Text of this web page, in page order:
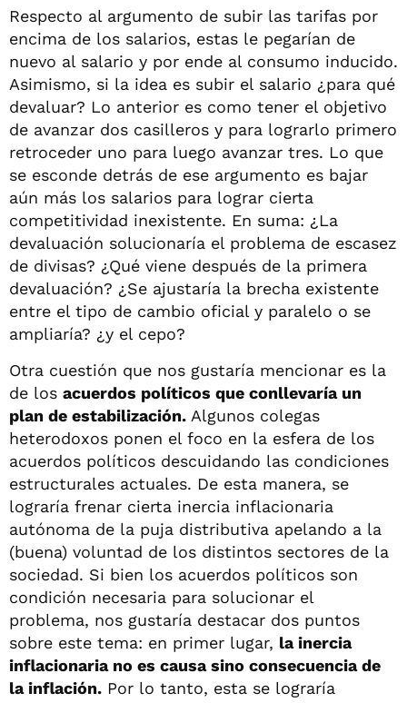
Respecto al argumento de subir las tarifas por
encima de los salarios, estas le pegarían de
nuevo al salario y por ende al consumo inducido.
Asimismo, si la idea es subir el salario ¿para qué
devaluar? Lo anterior es como tener el objetivo
de avanzar dos casilleros y para lograrlo primero
retroceder uno para luego avanzar tres. Lo que
se esconde detrás de ese argumento es bajar
aún más los salarios para lograr cierta
competitividad inexistente. En suma: ¿La
devaluación solucionaría el problema de escasez
de divisas? ¿Qué viene después de la primera
devaluación? ¿Se ajustaría la brecha existente
entre el tipo de cambio oficial y paralelo o se
ampliaría? ¿y el cepo?
Otra cuestión que nos gustaría mencionar es la
de los acuerdos políticos que conllevaría un
plan de estabilización. Algunos colegas
heterodoxos ponen el foco en la esfera de los
acuerdos políticos descuidando las condiciones
estructurales actuales. De esta manera, se
lograría frenar cierta inercia inflacionaria
autónoma de la puja distributiva apelando a la
(buena) voluntad de los distintos sectores de la
sociedad. Si bien los acuerdos políticos son
condición necesaria para solucionar el
problema, nos gustaría destacar dos puntos
sobre este tema: en primer lugar, la inercia
inflacionaria no es causa sino consecuencia de
la inflación. Por lo tanto, esta se lograría